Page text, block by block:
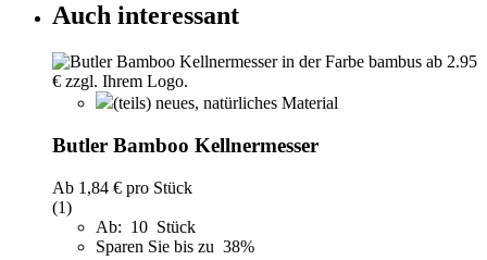
Auch interessant
(teils) neues, natürliches Material
Butler Bamboo Kellnermesser
Ab 1,84 € pro Stück
(1)
Ab: 10 Stück
Sparen Sie bis zu 38%